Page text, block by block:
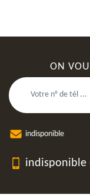
ON
indisponible
indisponible